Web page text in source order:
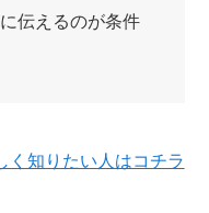
伝えるのが条件
知りたい人はコチラ